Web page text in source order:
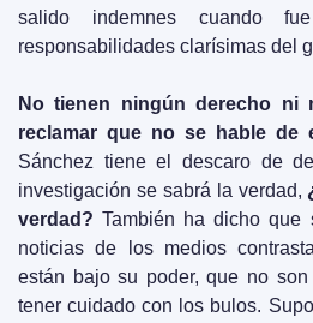
salido indemnes cuando
responsabilidades clarísimas del
No tienen ningún derecho ni
reclamar que no se hable de
Sánchez tiene el descaro de
investigación se sabrá la verdad,
verdad? También ha dicho
noticias de los medios
están bajo su poder, que no
tener cuidado con los bulos.